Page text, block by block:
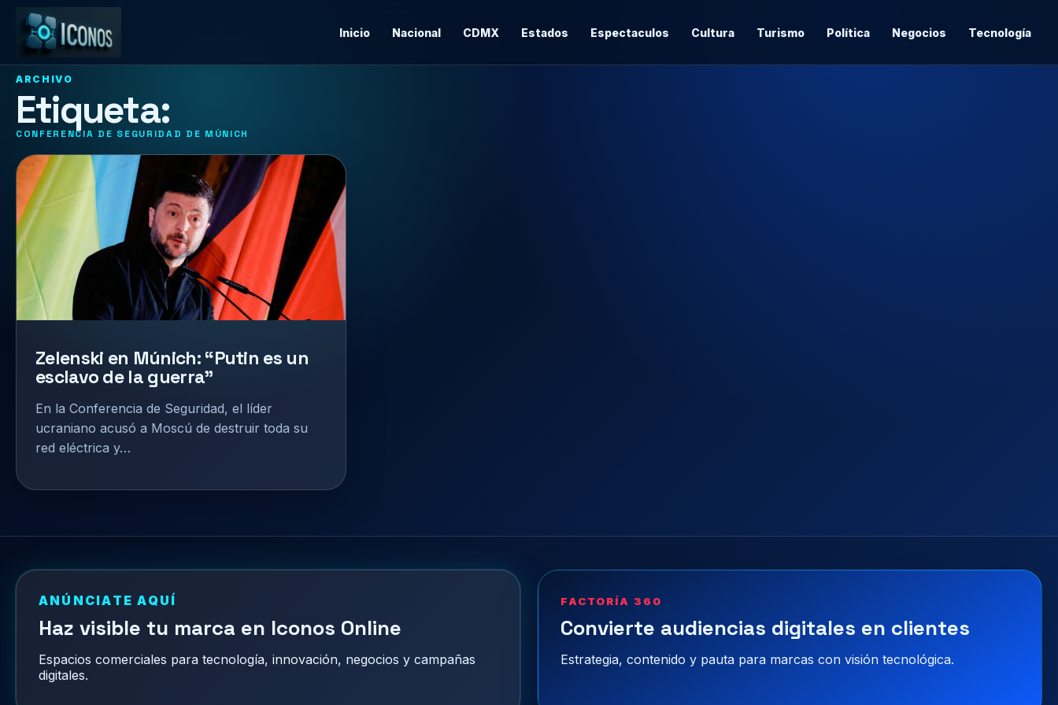
Inicio Nacional CDMX Estados Espectaculos Cultura Turismo Política Negocios Tecnología
ARCHIVO
Etiqueta:
CONFERENCIA DE SEGURIDAD DE MÚNICH
Zelenski en Múnich: “Putin es un
esclavo de la guerra”
En la Conferencia de Seguridad, el líder
ucraniano acusó a Moscú de destruir toda su
red eléctrica y…
ANÚNCIATE AQUÍ
Haz visible tu marca en Iconos Online
Espacios comerciales para tecnología, innovación, negocios y campañas
digitales.
FACTORÍA 360
Convierte audiencias digitales en clientes
Estrategia, contenido y pauta para marcas con visión tecnológica.